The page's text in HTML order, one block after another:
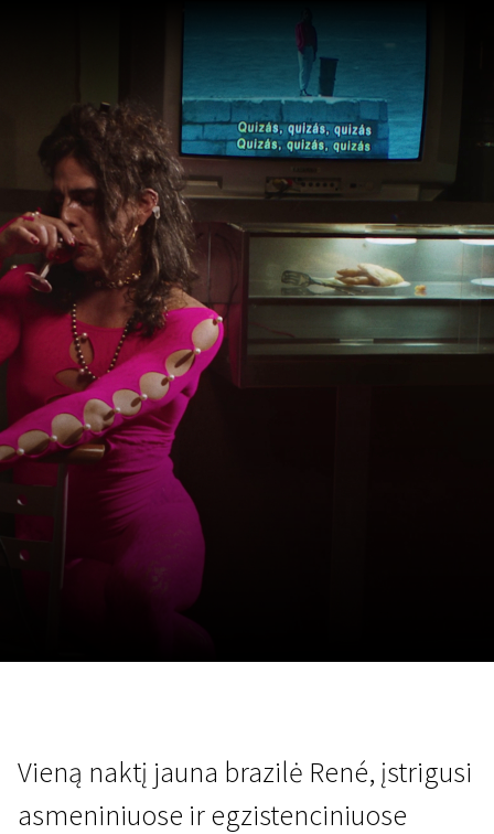
Vieną naktį jauna brazilė René, įstrigusi
asmeniniuose ir egzistenciniuose